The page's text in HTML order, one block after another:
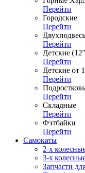
Перейти
Городские
Перейти
Перейти
Детские
Перейти
Детские от
Перейти
Перейти
Складные
Перейти
Фэтбайки
Перейти
Самокаты
2-х
3-х
Запчасти